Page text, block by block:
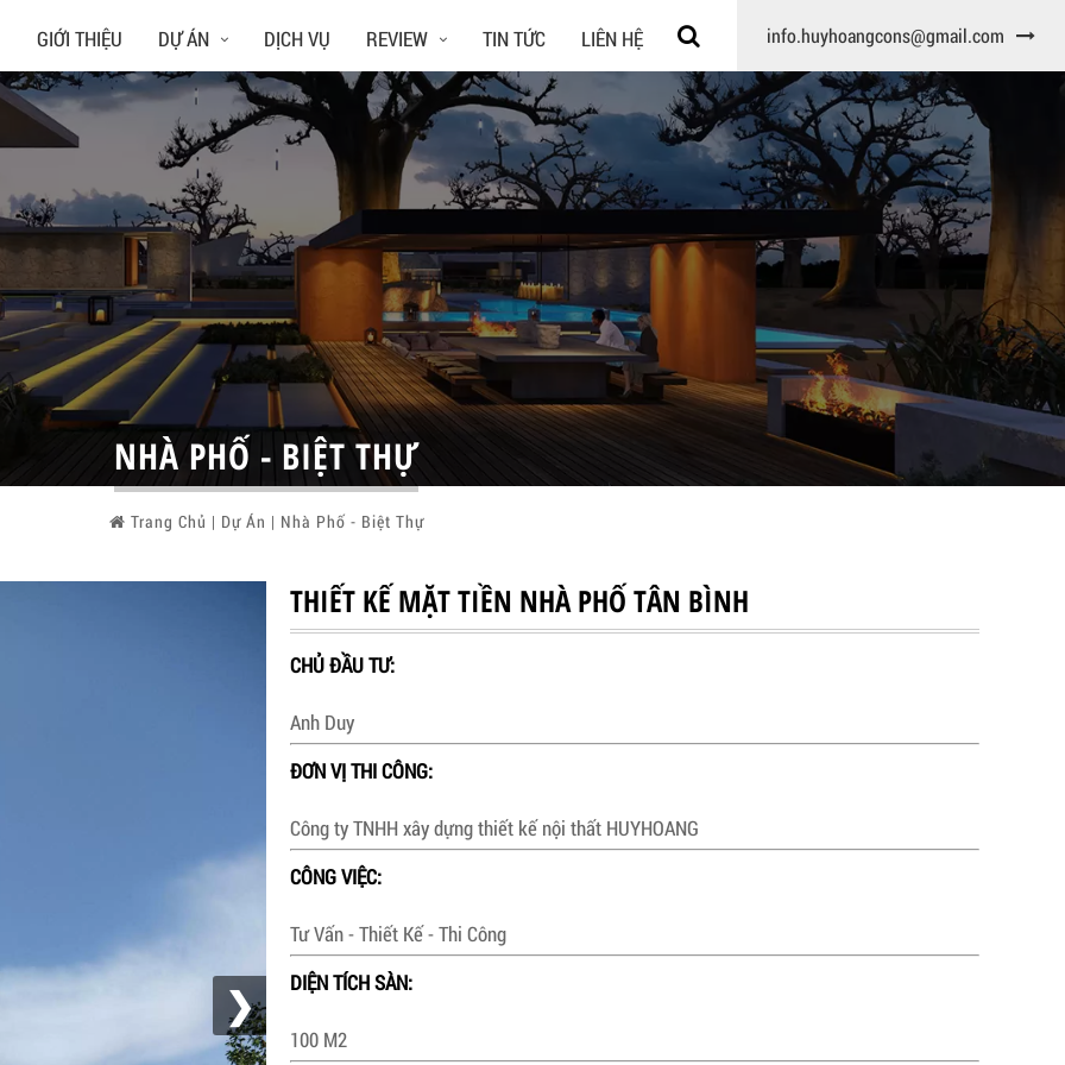
GIỚI THIỆU DỰ ÁN DỊCH VỤ REVIEW TIN TỨC LIÊN HỆ info.huyhoangcons@gmail.com
NHÀ PHỐ - BIỆT THỰ
Trang Chủ | Dự Án | Nhà Phố - Biệt Thự
❯
THIẾT KẾ MẶT TIỀN NHÀ PHỐ TÂN BÌNH
CHỦ ĐẦU TƯ:
Anh Duy
ĐƠN VỊ THI CÔNG:
Công ty TNHH xây dựng thiết kế nội thất HUYHOANG
CÔNG VIỆC:
Tư Vấn - Thiết Kế - Thi Công
DIỆN TÍCH SÀN:
100 M2